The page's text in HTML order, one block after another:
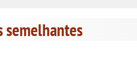
semelhantes